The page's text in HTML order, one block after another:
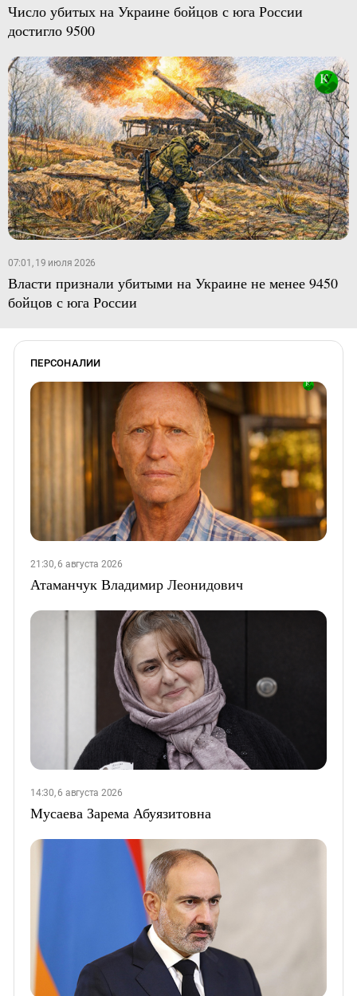
Число убитых на Украине бойцов с юга России
достигло 9500
07:01, 19 июля 2026
Власти признали убитыми на Украине не менее 9450
бойцов с юга России
ПЕРСОНАЛИИ
21:30, 6 августа 2026
Атаманчук Владимир Леонидович
14:30, 6 августа 2026
Мусаева Зарема Абуязитовна